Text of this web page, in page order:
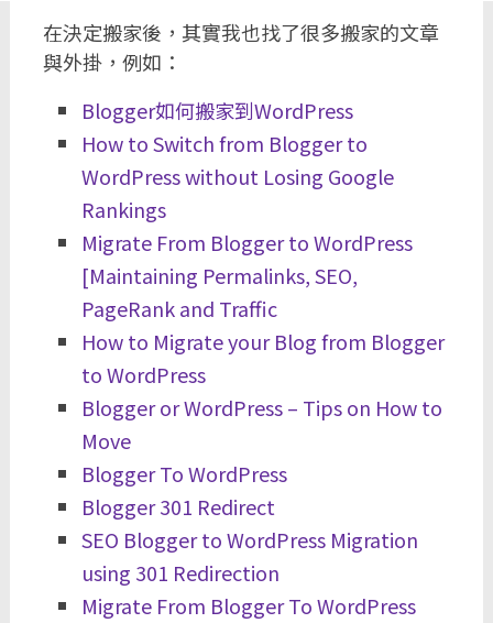
在決定搬家後，其實我也找了很多搬家的文章
與外掛，例如：
Blogger如何搬家到WordPress
How to Switch from Blogger to
WordPress without Losing Google
Rankings
Migrate From Blogger to WordPress
[Maintaining Permalinks, SEO,
PageRank and Traffic
How to Migrate your Blog from Blogger
to WordPress
Blogger or WordPress – Tips on How to
Move
Blogger To WordPress
Blogger 301 Redirect
SEO Blogger to WordPress Migration
using 301 Redirection
Migrate From Blogger To WordPress